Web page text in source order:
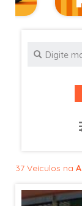
37 Veículos na